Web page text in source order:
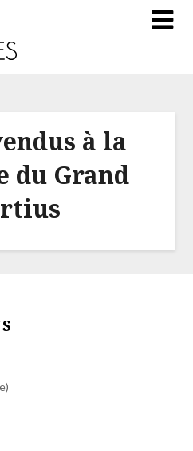
à la
du Grand